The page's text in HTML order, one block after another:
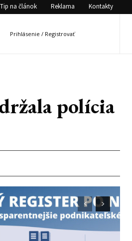
Tip na článok Reklama Kontakty
Prihlásenie / Registrovať
polícia